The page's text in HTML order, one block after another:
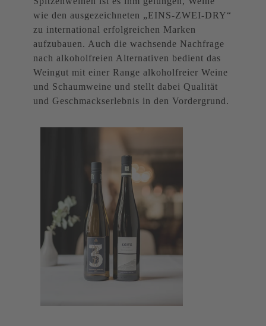
wie den ausgezeichneten „EINS-ZWEI-DRY“
zu international erfolgreichen Marken
aufzubauen. Auch die wachsende Nachfrage
nach alkoholfreien Alternativen bedient das
Weingut mit einer Range alkoholfreier Weine
und Schaumweine und stellt dabei Qualität
und Geschmackserlebnis in den Vordergrund.